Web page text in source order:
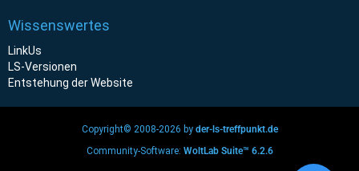
Wissenswertes
LinkUs
LS-Versionen
Entstehung der Website
Copyright© 2008-2026 by der-ls-treffpunkt.de
Community-Software: WoltLab Suite™ 6.2.6